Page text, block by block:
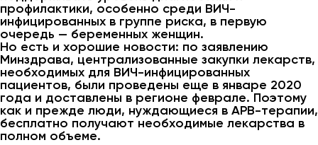
профилактики, особенно среди ВИЧ-
инфицированных в группе риска, в первую
очередь — беременных женщин.
Но есть и хорошие новости: по заявлению
Минздрава, централизованные закупки лекарств,
необходимых для ВИЧ-инфицированных
пациентов, были проведены еще в январе 2020
года и доставлены в регионе феврале. Поэтому
как и прежде люди, нуждающиеся в АРВ-терапии,
бесплатно получают необходимые лекарства в
полном объеме.